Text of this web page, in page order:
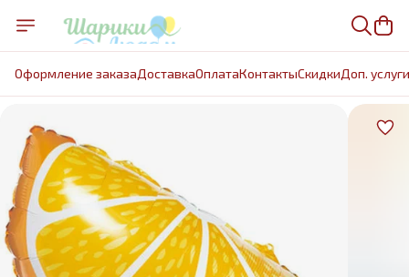
Оформление заказаДоставкаОплатаКонтактыCкидкиДоп. услуги